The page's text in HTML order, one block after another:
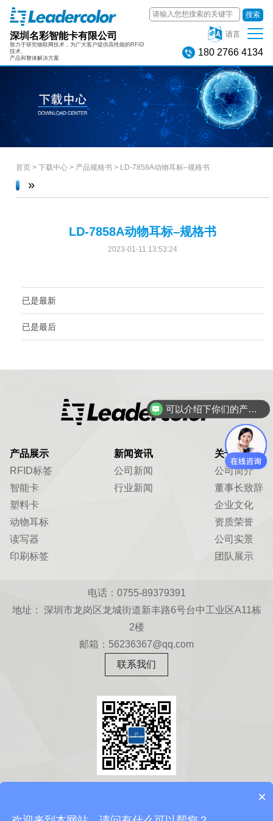
深圳名彩智能卡有限公司
致力于研究物联网技术，为广大客户提供高性能的RFID
技术、
产品和整体解决方案
搜索
语言
180 2766 4134
首页> 下载中心> 产品规格书 > LD-7858A动物耳标–规格书
»
LD-7858A动物耳标–规格书
2023-01-11 13:53:24
已是最新
已是最后
产品展示
RFID标签
智能卡
塑料卡
动物耳标
读写器
印刷标签
新闻资讯
公司新闻
行业新闻
关于我们
公司简介
董事长致辞
企业文化
资质荣誉
公司实景
团队展示
电话：0755-89379391
地址： 深圳市龙岗区龙城街道新丰路6号台中工业区A11栋
2楼
邮箱：56236367@qq.com
联系我们
可以介绍下你们的产品么？
×